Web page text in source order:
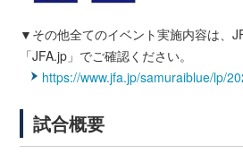
▼その他全てのイベント実施内容は、
「JFA.jp」でご確認ください。
https://www.jfa.jp/samuraiblue/lp/
試合概要